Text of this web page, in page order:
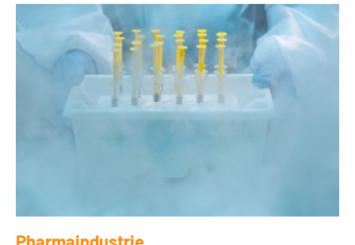
Pharmaindustrie